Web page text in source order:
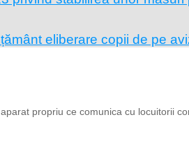
eliberare copii de pe
propriu ce comunica cu locuitorii